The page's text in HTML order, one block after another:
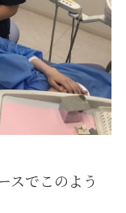
スでこのよう